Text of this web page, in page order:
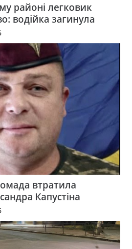
районі легковик
водійка загинула
втратила
Капустіна